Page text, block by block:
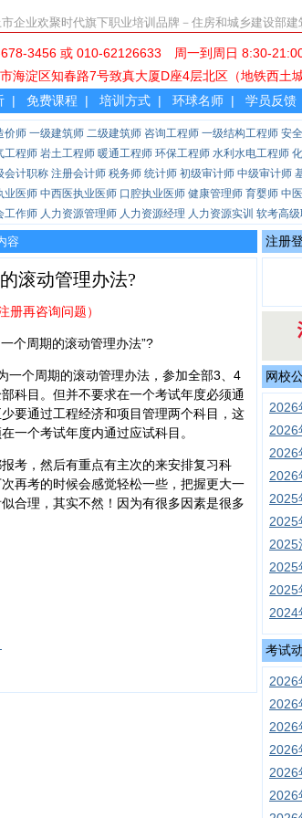
企业欢聚时代旗下职业培训品牌－住房和城乡建设部
400-678-3456 或 010-62126633 周一
市海淀区知春路7号致真大厦D座4层北区（地
| 免费课程 | 培训方式 | 环球名师 | 学员反馈
价师 一级建筑师 二级建筑师 咨询工程师 一级结构工程师 安
工程师 岩土工程师 暖通工程师 环保工程师 水利水电工程师
会计职称 注册会计师 税务师 统计师 初级审计师 中级审计师
业医师 中西医执业医师 口腔执业医师 健康管理师 育婴师 中
工作师 人力资源管理师 人力资源经理 人力资源实训 软考高
容
滚动管理办法?
册再咨询问题）
个周期的滚动管理办法”?
一个周期的滚动管理办法，参加全部3、4
科目。但并不要求在一个考试年度必须通
要通过工程经济和项目管理两个科目，这
一个考试年度内通过应试科目。
考，然后有重点有主次的来安排复习科
再考的时候会感觉轻松一些，把握更大一
合理，其实不然！因为有很多因素是很多
注册
网校
2026
2026
2026
2026
2025
2025
2025
2025
2025
2024
考试
2026
2026
2026
2026
2026
2026